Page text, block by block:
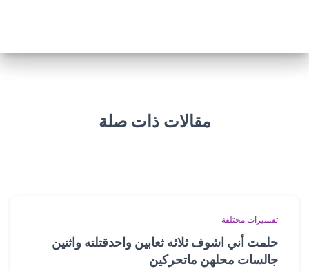
مقالات ذات صلة
تفسيرات مختلفة
حلمت أني اشوف ثلاثه ثعابين واحدقتلته واثنين
جالسات محلهن ماتحركين